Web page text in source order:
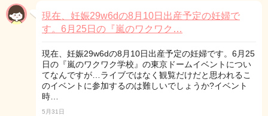
現在、妊娠29w6dの8月10日出産予定の妊婦で
す。6月25日の『嵐のワクワク…
現在、妊娠29w6dの8月10日出産予定の妊婦です。6月25
日の『嵐のワクワク学校』の東京ドームイベントについ
てなんですが…ライブではなく観覧だけだと思われるこ
のイベントに参加するのは難しいでしょうか?イベント
時…
5月31日